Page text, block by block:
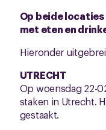
Op beide locaties
met eten en
Hieronder
UTRECHT
Op woensdag 22-
staken in Utrecht.
gestaakt.